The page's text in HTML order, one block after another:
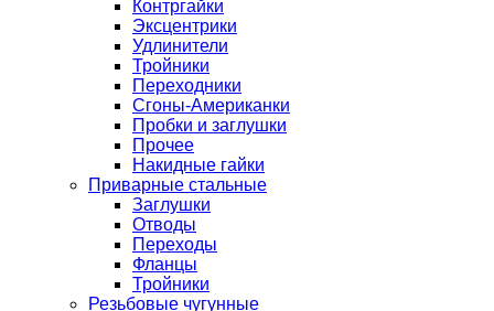
Контргайки
Эксцентрики
Удлинители
Тройники
Переходники
Сгоны-Американки
Пробки и заглушки
Прочее
Накидные гайки
Приварные стальные
Заглушки
Отводы
Переходы
Фланцы
Тройники
Резьбовые чугунные